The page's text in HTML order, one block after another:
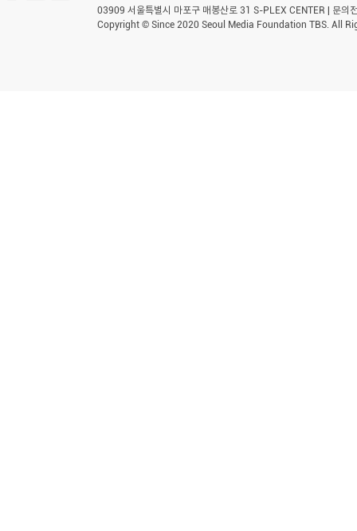
03909 서울특별시 마포구 매봉산로 31 S-PLEX CENTER | 문
Copyright © Since 2020 Seoul Media Foundation TBS. All